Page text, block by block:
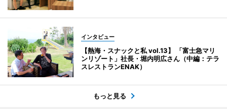
インタビュー
【熱海・スナックと私 vol.13】 「富士急マリ
ンリゾート」社長・堀内明広さん（中編：テラ
スレストランENAK）
もっと見る